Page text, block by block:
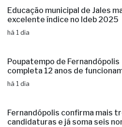
Educação municipal de Jales
excelente índice no Ideb 2025
há 1 dia
Poupatempo de Fernandópolis
completa 12 anos de
há 1 dia
Fernandópolis confirma mais
candidaturas e já soma seis